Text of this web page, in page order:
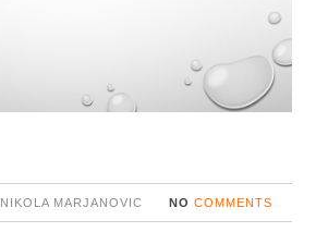
NIKOLA MARJANOVIC NO COMMENTS